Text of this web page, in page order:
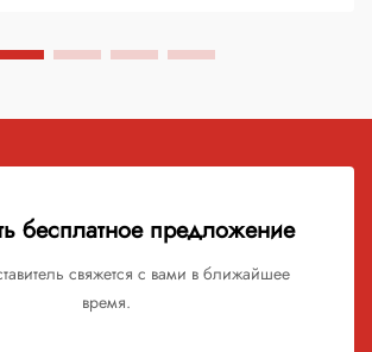
бесплатное предложение
свяжется с вами в ближайшее
время.